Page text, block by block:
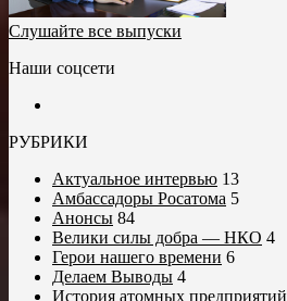
Слушайте все выпуски
Наши соцсети
РУБРИКИ
Актуальное интервью 13
Амбассадоры Росатома 5
Анонсы 84
Велики силы добра — НКО 4
Герои нашего времени 6
Делаем Выводы 4
История атомных предприятий